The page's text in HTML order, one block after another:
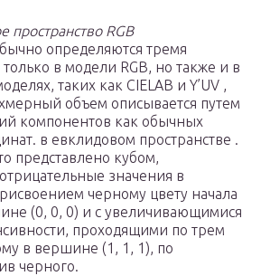
пространство RGB
определяются тремя
в модели RGB, но также и в
таких как CIELAB и Y’UV ,
объем описывается путем
компонентов как обычных
в евклидовом пространстве .
представлено кубом,
значения в
черному цвету начала
(0, 0, 0) и с увеличивающимися
проходящими по трем
в вершине (1, 1, 1), по
черного.